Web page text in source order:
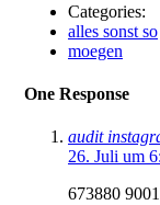
Categories:
alles sonst so
moegen
One Response
audit
26. Juli um
673880